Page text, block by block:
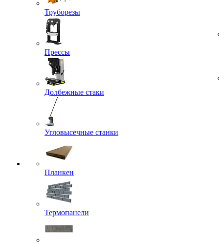
Труборезы
Прессы
Долбежные стаки
Угловысечные станки
Планкен
Термопанели